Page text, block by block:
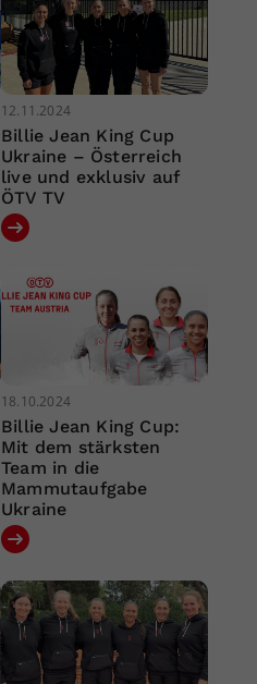
12.11.2024
Billie Jean King Cup
Ukraine – Österreich
live und exklusiv auf
ÖTV TV
18.10.2024
Billie Jean King Cup:
Mit dem stärksten
Team in die
Mammutaufgabe
Ukraine